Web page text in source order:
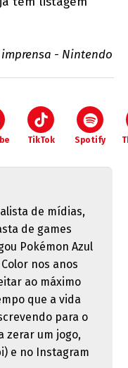
imprensa - Nintendo
TikTok Spotify
de mídias,
de games
Pokémon Azul
nos anos
ao máximo
que a vida
para o
zerar um jogo,
e no Instagram